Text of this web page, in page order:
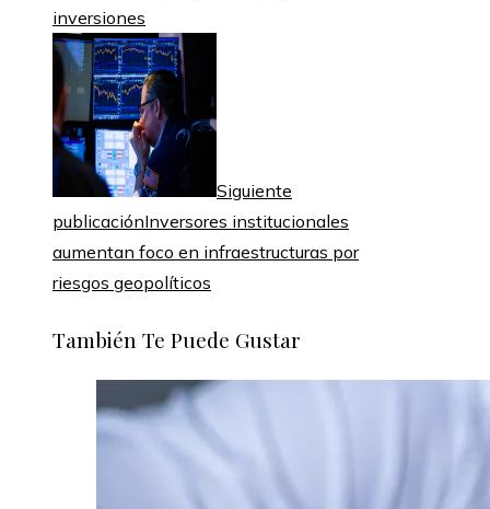
inversiones
Siguiente
publicaciónInversores institucionales
aumentan foco en infraestructuras por
riesgos geopolíticos
También Te Puede Gustar